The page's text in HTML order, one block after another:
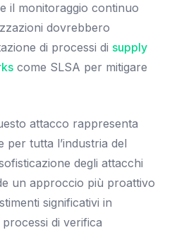
il monitoraggio continuo
dovrebbero
di processi di supply
come SLSA per mitigare
attacco rappresenta
per tutta l’industria del
degli attacchi
un approccio più proattivo
significativi in
di verifica